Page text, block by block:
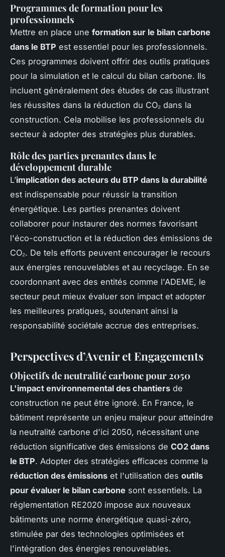
Programmes de formation pour les
professionnels
Mettre en place une formation sur le bilan carbone
dans le BTP est essentiel pour les professionnels.
Ces programmes doivent offrir des outils pratiques
pour la simulation et le calcul du bilan carbone. Ils
incluent généralement des études de cas illustrant
les réussites dans la réduction du CO₂ dans la
construction. Cela mobilise les professionnels du
secteur à adopter des stratégies plus durables.
Rôle des parties prenantes dans le
développement durable
L’implication des acteurs du BTP dans la durabilité
est indispensable pour réussir la transition
énergétique. Les parties prenantes doivent
collaborer pour instaurer des normes favorisant
l'éco-construction et la réduction des émissions de
CO₂. De tels efforts peuvent encourager le recours
aux énergies renouvelables et au recyclage. En se
coordonnant avec des entités comme l'ADEME, le
secteur peut mieux évaluer son impact et adopter
les meilleures pratiques, soutenant ainsi la
responsabilité sociétale accrue des entreprises.
Perspectives d’Avenir et Engagements
Objectifs de neutralité carbone pour 2050
L'impact environnemental des chantiers de
construction ne peut être ignoré. En France, le
bâtiment représente un enjeu majeur pour atteindre
la neutralité carbone d'ici 2050, nécessitant une
réduction significative des émissions de CO2 dans
le BTP. Adopter des stratégies efficaces comme la
réduction des émissions et l'utilisation des outils
pour évaluer le bilan carbone sont essentiels. La
réglementation RE2020 impose aux nouveaux
bâtiments une norme énergétique quasi-zéro,
stimulée par des technologies optimisées et
l'intégration des énergies renouvelables.